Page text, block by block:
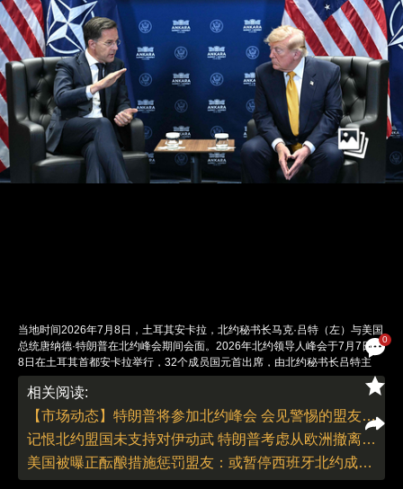
0
当地时间2026年7月8日，土耳其安卡拉，北约秘书长马克·吕特（左）与美国
总统唐纳德·特朗普在北约峰会期间会面。2026年北约领导人峰会于7月7日至
8日在土耳其首都安卡拉举行，32个成员国元首出席，由北约秘书长吕特主
持，这也是土耳其时隔22年再度主办该峰会。峰会聚焦防务开支、对乌援助
及“北约3.0”转型等议题，但开幕当天便被美欧公开分歧笼罩。美国总统特朗
普抵达后直言对北约“非常失望”，点名批评英、法、德、意未支持美国对伊朗
军事行动，并称若非土耳其主办“不会出席”。特朗普还再次声称格陵兰岛“应由
美国控制”，遭丹麦首相当面反驳。峰会核心议题“北约3.0”由美方提出，计划
由欧洲主导常规防御，美国退居“核保护伞”角色。美联社报道称，各国已同意
到2035年将GDP的5%用于防务及相关基建。乌克兰总统泽连斯基也出席峰
相关阅读:
【市场动态】特朗普将参加北约峰会 会见警惕的盟友和泽连斯基
记恨北约盟国未支持对伊动武 特朗普考虑从欧洲撤离部分美军
美国被曝正酝酿措施惩罚盟友：或暂停西班牙北约成员资格